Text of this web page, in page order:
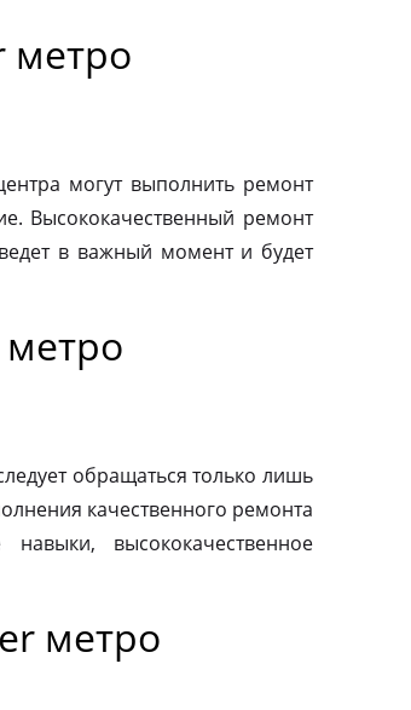
метро
могут выполнить ремонт
Высококачественный ремонт
в важный момент и будет
обращаться только лишь
качественного ремонта
высококачественное
метро